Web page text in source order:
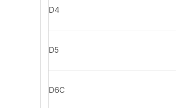
D4
D5
D6C